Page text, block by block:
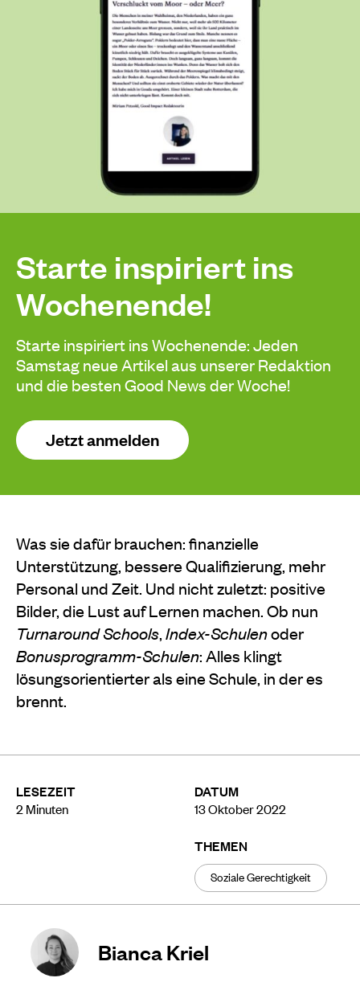
LESEZEIT
2 Minuten
DATUM
13 Oktober 2022
THEMEN
Soziale Gerechtigkeit
Starte inspiriert ins
Wochenende!
Starte inspiriert ins Wochenende: Jeden
Samstag neue Artikel aus unserer Redaktion
und die besten Good News der Woche!
Jetzt anmelden
Was sie dafür brauchen: finanzielle
Unterstützung, bessere Qualifizierung, mehr
Personal und Zeit. Und nicht zuletzt: positive
Bilder, die Lust auf Lernen machen. Ob nun
Turnaround Schools,Index-Schulenoder
Bonusprogramm-Schulen: Alles klingt
lösungsorientierter als eine Schule, in der es
brennt.
Bianca Kriel